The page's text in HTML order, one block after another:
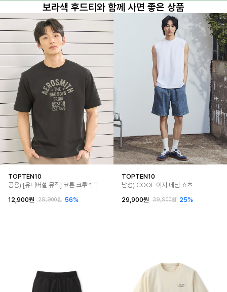
보라색 후드티와 함께 사면 좋은 상품
TOPTEN10
공용) [유니버설 뮤직] 코튼 크루넥 T
12,900원
29,900원 56%
TOPTEN10
남성) COOL 이지 데님 쇼츠
29,900원
39,900원 25%